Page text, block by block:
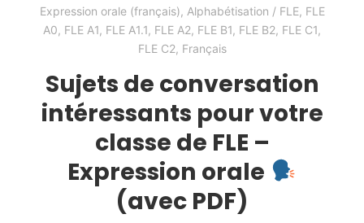
Expression orale (français), Alphabétisation / FLE, FLE
A0, FLE A1, FLE A1.1, FLE A2, FLE B1, FLE B2, FLE C1,
FLE C2, Français
Sujets de conversation
intéressants pour votre
classe de FLE –
Expression orale
(avec PDF)